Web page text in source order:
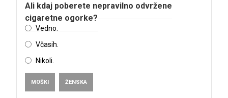
Ali kdaj poberete nepravilno odvržene
cigaretne ogorke?
Vedno.
Včasih.
Nikoli.
MOŠKI ŽENSKA